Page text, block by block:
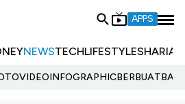
APPS
NEWSTECHLIFESTYLESHARIA
VIDEOINFOGRAPHIC